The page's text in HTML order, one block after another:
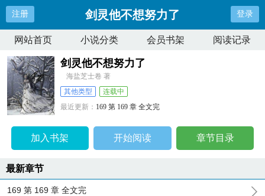
注册 剑灵他不想努力了 登录
网站首页 小说分类 会员书架 阅读记录
剑灵他不想努力了
海盐芝士卷 著
其他类型
连载中
最近更新： 169 第 169 章 全文完
加入书架 开始阅读 章节目录
最新章节
169 第 169 章 全文完